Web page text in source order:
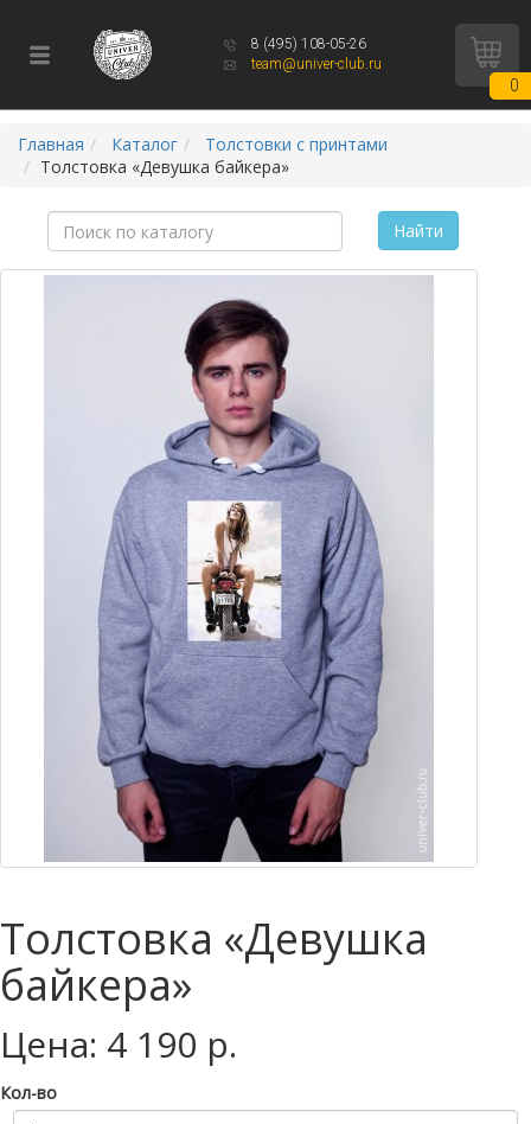
8 (495) 108-05-26
team@univer-club.ru
0
Главная Каталог
Толстовки с принтами
Толстовка «Девушка байкера»
Найти
Толстовка «Девушка
байкера»
Цена: 4 190 р.
Кол-во